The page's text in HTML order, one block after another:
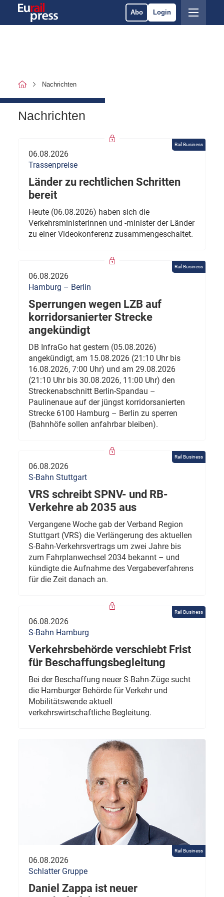
Abo Login
Nachrichten
Nachrichten
Rail Business
06.08.2026
Trassenpreise
Länder zu rechtlichen Schritten
bereit
Heute (06.08.2026) haben sich die
Verkehrsministerinnen und -minister der Länder
zu einer Videokonferenz zusammengeschaltet.
Rail Business
06.08.2026
Hamburg – Berlin
Sperrungen wegen LZB auf
korridorsanierter Strecke
angekündigt
DB InfraGo hat gestern (05.08.2026)
angekündigt, am 15.08.2026 (21:10 Uhr bis
16.08.2026, 7:00 Uhr) und am 29.08.2026
(21:10 Uhr bis 30.08.2026, 11:00 Uhr) den
Streckenabschnitt Berlin-Spandau –
Paulinenaue auf der jüngst korridorsanierten
Strecke 6100 Hamburg – Berlin zu sperren
(Bahnhöfe sollen anfahrbar bleiben).
Rail Business
06.08.2026
S-Bahn Stuttgart
VRS schreibt SPNV- und RB-
Verkehre ab 2035 aus
Vergangene Woche gab der Verband Region
Stuttgart (VRS) die Verlängerung des aktuellen
S-Bahn-Verkehrsvertrags um zwei Jahre bis
zum Fahrplanwechsel 2034 bekannt – und
kündigte die Aufnahme des Vergabeverfahrens
für die Zeit danach an.
Rail Business
06.08.2026
S-Bahn Hamburg
Verkehrsbehörde verschiebt Frist
für Beschaffungsbegleitung
Bei der Beschaffung neuer S-Bahn-Züge sucht
die Hamburger Behörde für Verkehr und
Mobilitätswende aktuell
verkehrswirtschaftliche Begleitung.
Rail Business
06.08.2026
Schlatter Gruppe
Daniel Zappa ist neuer